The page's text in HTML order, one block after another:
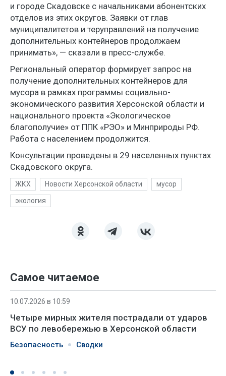
и городе Скадовске с начальниками абонентских
отделов из этих округов. Заявки от глав
муниципалитетов и теруправлений на получение
дополнительных контейнеров продолжаем
принимать», — сказали в пресс-службе.
Региональный оператор формирует запрос на
получение дополнительных контейнеров для
мусора в рамках программы социально-
экономического развития Херсонской области и
национального проекта «Экологическое
благополучие» от ППК «РЭО» и Минприроды РФ.
Работа с населением продолжится.
Консультации проведены в 29 населенных пунктах
Скадовского округа.
ЖКХ Новости Херсонской области мусор
экология
Самое читаемое
10.07.2026 в 10:59
Четыре мирных жителя пострадали от ударов
ВСУ по левобережью в Херсонской области
Безопасность Сводки